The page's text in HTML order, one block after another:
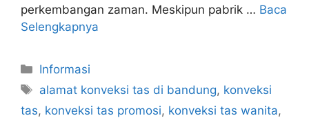
perkembangan zaman. Meskipun pabrik … Baca
Selengkapnya
Kategori
Informasi
Tag
alamat konveksi tas di bandung, konveksi
tas, konveksi tas promosi, konveksi tas wanita,